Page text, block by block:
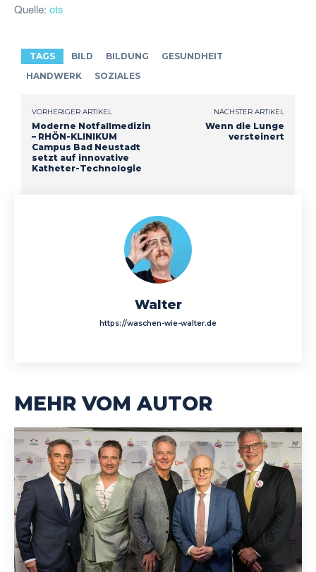
Quelle: ots
TAGS BILD BILDUNG
GESUNDHEIT
HANDWERK
SOZIALES
VORHERIGER ARTIKEL
Moderne Notfallmedizin
– RHÖN-KLINIKUM
Campus Bad Neustadt
setzt auf innovative
Katheter-Technologie
NÄCHSTER ARTIKEL
Wenn die Lunge
versteinert
Walter
https://waschen-wie-walter.de
MEHR VOM AUTOR